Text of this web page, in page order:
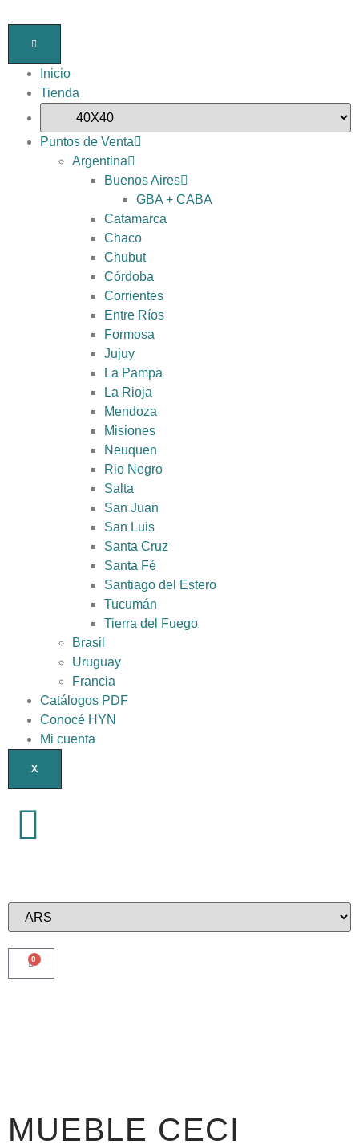
Inicio
Tienda
Puntos de Venta
Argentina
Buenos Aires
GBA + CABA
Catamarca
Chaco
Chubut
Córdoba
Corrientes
Entre Ríos
Formosa
Jujuy
La Pampa
La Rioja
Mendoza
Misiones
Neuquen
Rio Negro
Salta
San Juan
San Luis
Santa Cruz
Santa Fé
Santiago del Estero
Tucumán
Tierra del Fuego
Brasil
Uruguay
Francia
Catálogos PDF
Conocé HYN
Mi cuenta
X
0
MUEBLE CECI